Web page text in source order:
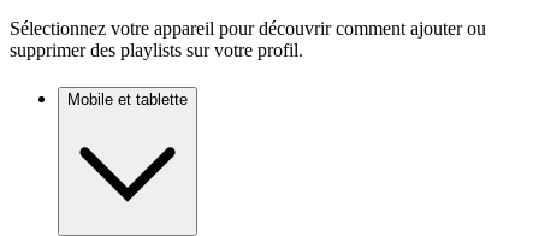
Sélectionnez votre appareil pour découvrir comment ajouter ou
supprimer des playlists sur votre profil.
Mobile et tablette